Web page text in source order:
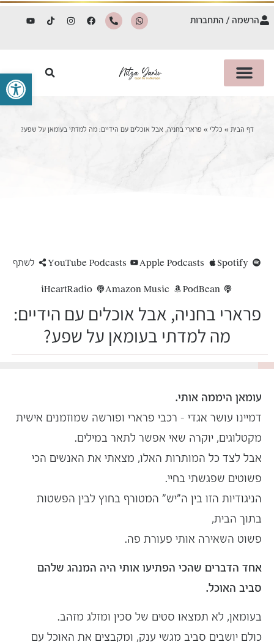
פתח
הרשמה / התחברות
דף הבית » כללי » פרארי בחניה, אבל אוכלים עם הידיים: מה למדתי בעומאן על שפע?
Spotify
Apple Podcasts
YouTube Podcasts לשתף
PodBean
Amazon Music
iHeartRadio
פרארי בחניה, אבל אוכלים עם הידיים:
מה למדתי בעומאן על שפע?
18%
עומאן היממה אותי.
דמיינו עושר אגדי – רכבי פרארי ופורשה שמוזמנים אישית
מקטלוגים, יוקרה שאי אפשר לתאר במילים.
אבל לצד כל המותרות האלו, מצאתי את האנשים הכי
פשוטים שפגשתי בחיי.
הניגודיות הזו בין ה"יש" המטורף בחוץ לבין הפשטות
בתוך הבית,
פשוט השאירה אותי פעורת פה.
אחד הדברים שהכי הפתיעו אותי היה המנהג שלהם
סביב האוכל.
בעומאן, לא תמצאו סטים של סכין ומזלג מזהב.
כולם יושבים סביב מגשי ענק, ומקבצים את האוכל עם